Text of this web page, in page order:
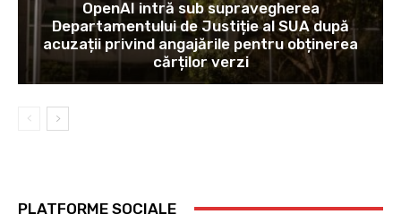
OpenAI intră sub supravegherea
Departamentului de Justiție al SUA după
acuzații privind angajările pentru obținerea
cărților verzi
PLATFORME SOCIALE